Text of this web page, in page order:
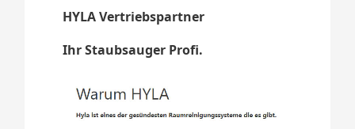
HYLA Vertriebspartner
Ihr Staubsauger Profi.